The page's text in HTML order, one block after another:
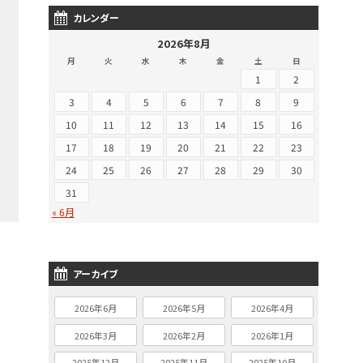
カレンダー
2026年8月
月 火 水 木 金 土 日
1
2
3
4 5 6 7 8
9
10
11 12 13 14 15
16
17
18 19 20 21 22
23
24
25 26 27 28 29
30
31
« 6月
アーカイブ
2026年6月 2026年5月 2026年4月
2026年3月 2026年2月 2026年1月